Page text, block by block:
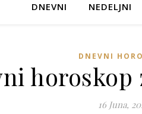
DNEVNI NEDELJNI
DNEVNI
horoskop
16 Juna,